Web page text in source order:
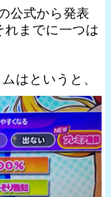
公式から発表
までに一つは
はというと、